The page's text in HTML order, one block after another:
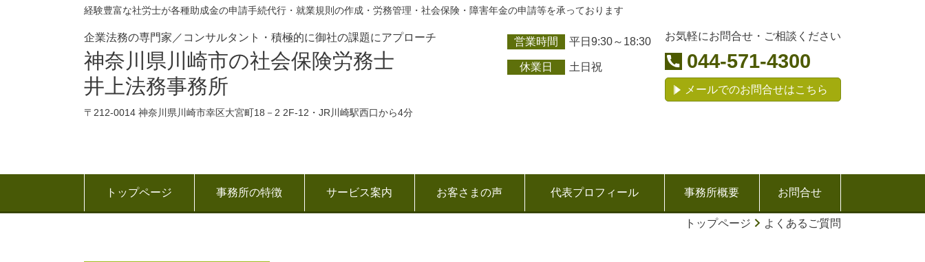
経験豊富な社労士が各種助成金の申請手続代行・就業規則の作成・労務管理・社会保険・障害年金の申請等を承っております
企業法務の専門家／コンサルタント・積極的に御社の課題にアプローチ
神奈川県川崎市の社会保険労務士
井上法務事務所
〒212-0014 神奈川県川崎市幸区大宮町18－2 2F-12・JR川崎駅西口から4分
営業時間 平日9:30～18:30
休業日 土日祝
お気軽にお問合せ・ご相談ください
044-571-4300
メールでのお問合せはこちら
トップページ 事務所の特徴 サービス案内 お客さまの声 代表プロフィール 事務所概要 お問合せ
トップページ よくあるご質問